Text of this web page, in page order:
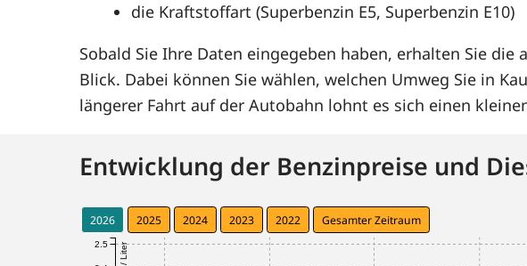
die Kraftstoffart (Superbenzin E5, Superbenzin E10)
Sobald Sie Ihre Daten eingegeben haben, erhalten Sie die
Blick. Dabei können Sie wählen, welchen Umweg Sie in
längerer Fahrt auf der Autobahn lohnt es sich einen
Entwicklung der Benzinpreise und
2026 2025 2024 2023 2022 Gesamter Zeitraum
€ / Liter
2.5